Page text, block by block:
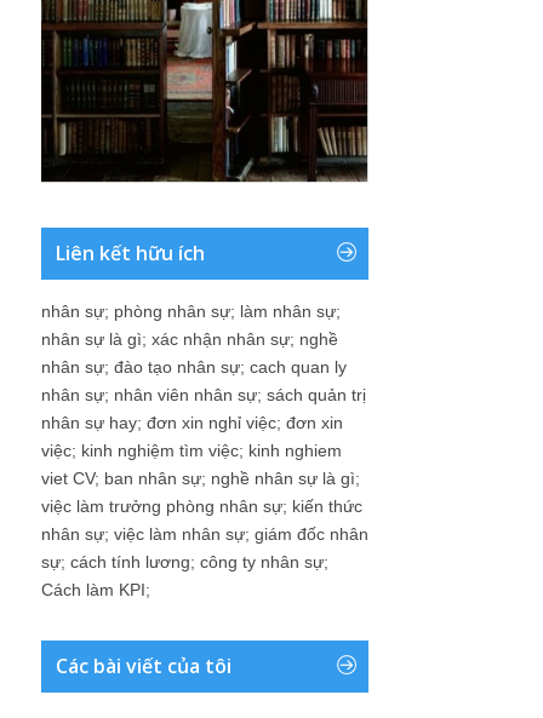
Liên kết hữu ích
nhân sự; phòng nhân sự; làm nhân sự;
nhân sự là gì; xác nhận nhân sự; nghề
nhân sự; đào tạo nhân sự; cach quan ly
nhân sự; nhân viên nhân sự; sách quản trị
nhân sự hay; đơn xin nghỉ việc; đơn xin
việc; kinh nghiệm tìm việc; kinh nghiem
viet CV; ban nhân sự; nghề nhân sự là gì;
việc làm trưởng phòng nhân sự; kiến thức
nhân sự; việc làm nhân sự; giám đốc nhân
sự; cách tính lương; công ty nhân sự;
Cách làm KPI;
Các bài viết của tôi